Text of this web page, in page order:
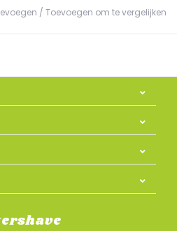
/ Toevoegen om te vergelijken